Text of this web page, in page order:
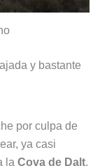
y bastante
por culpa de
ya casi
la Cova de Dalt,